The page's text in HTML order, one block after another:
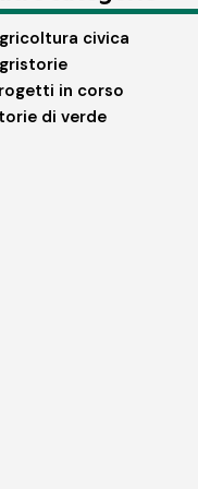
civica
in corso
di verde